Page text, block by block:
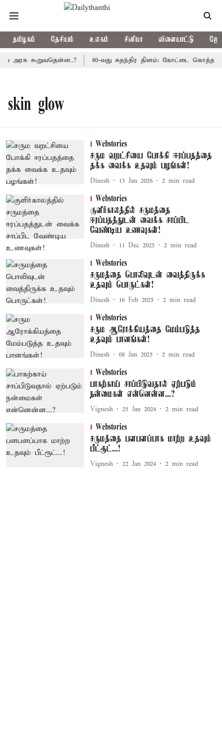
தமிழகம் தேசியம் உலகம் சினிமா விளையாட்டு
அரசு கூறுவதென்ன..? 80-வது சுதந்திர தினம்: கோட்டை
skin glow
Webstories
சரும வறட்சியை போக்கி ஈரப்பதத்தை
தக்க வைக்க உதவும் பழங்கள்!
Dinesh 13 Jan 2026 2 min read
Webstories
குளிர்காலத்தில் சருமத்தை
ஈரப்பதத்துடன் வைக்க சாப்பிட
வேண்டிய உணவுகள்!
Dinesh 11 Dec 2025 2 min read
Webstories
சருமத்தை பொலிவுடன் வைத்திருக்க
உதவும் பொருட்கள்!
Dinesh 16 Feb 2025 2 min read
Webstories
சரும ஆரோக்கியத்தை மேம்படுத்த
உதவும் பானங்கள்!
Dinesh 08 Jan 2025 2 min read
Webstories
பாகற்காய் சாப்பிடுவதால் ஏற்படும்
நன்மைகள் என்னென்ன...?
Vignesh 25 Jan 2024 2 min read
Webstories
சருமத்தை பளபளப்பாக மாற்ற உதவும்
பீட்ரூட்...!
Vignesh 22 Jan 2024 2 min read